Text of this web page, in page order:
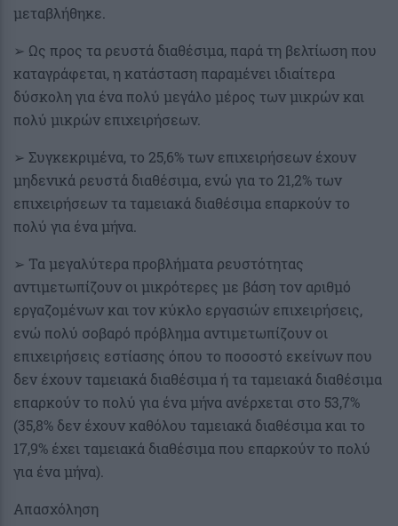
μεταβλήθηκε.
➢ Ως προς τα ρευστά διαθέσιμα, παρά τη βελτίωση που
καταγράφεται, η κατάσταση παραμένει ιδιαίτερα
δύσκολη για ένα πολύ μεγάλο μέρος των μικρών και
πολύ μικρών επιχειρήσεων.
➢ Συγκεκριμένα, το 25,6% των επιχειρήσεων έχουν
μηδενικά ρευστά διαθέσιμα, ενώ για το 21,2% των
επιχειρήσεων τα ταμειακά διαθέσιμα επαρκούν το
πολύ για ένα μήνα.
➢ Τα μεγαλύτερα προβλήματα ρευστότητας
αντιμετωπίζουν οι μικρότερες με βάση τον αριθμό
εργαζομένων και τον κύκλο εργασιών επιχειρήσεις,
ενώ πολύ σοβαρό πρόβλημα αντιμετωπίζουν οι
επιχειρήσεις εστίασης όπου το ποσοστό εκείνων που
δεν έχουν ταμειακά διαθέσιμα ή τα ταμειακά διαθέσιμα
επαρκούν το πολύ για ένα μήνα ανέρχεται στο 53,7%
(35,8% δεν έχουν καθόλου ταμειακά διαθέσιμα και το
17,9% έχει ταμειακά διαθέσιμα που επαρκούν το πολύ
για ένα μήνα).
Απασχόληση